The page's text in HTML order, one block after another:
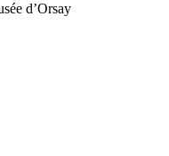
d’Orsay